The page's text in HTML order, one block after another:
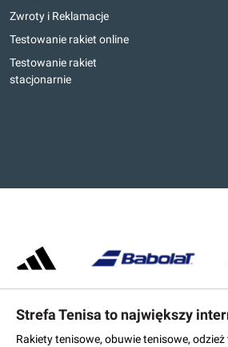
Zwroty i Reklamacje
Testowanie rakiet online
Testowanie rakiet
stacjonarnie
Strefa Tenisa to największy
Rakiety tenisowe, obuwie tenisowe,